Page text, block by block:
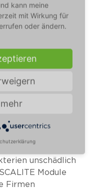
mit
Viren
ab.
Richtungen,
unschädlich
Module
Firmen
kann meine
mit Wirkung für
oder ändern.
mehr